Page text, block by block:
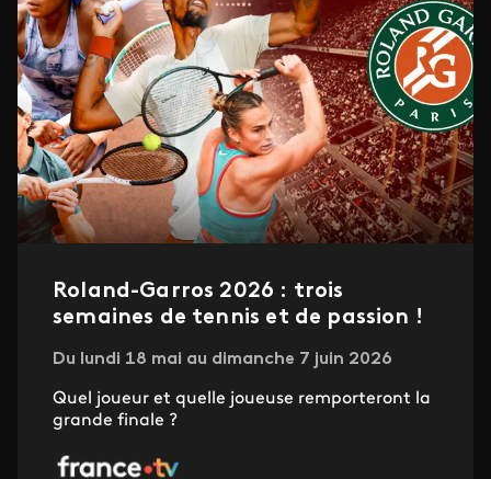
Roland-Garros 2026 : trois
semaines de tennis et de passion !
Du lundi 18 mai au dimanche 7 juin 2026
Quel joueur et quelle joueuse remporteront la
grande finale ?